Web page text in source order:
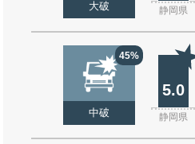
大破 静岡県
45%
中破
5.0
静岡県